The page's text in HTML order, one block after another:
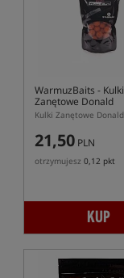
WarmuzBaits - Kulki
Zanętowe Donald
Kulki Zanętowe Donald
21,50 PLN
otrzymujesz 0,12 pkt
KUP